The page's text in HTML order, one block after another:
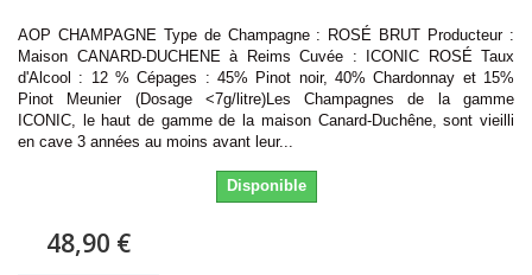
AOP CHAMPAGNE Type de Champagne : ROSÉ BRUT Producteur :
Maison CANARD-DUCHENE à Reims Cuvée : ICONIC ROSÉ Taux
d'Alcool : 12 % Cépages : 45% Pinot noir, 40% Chardonnay et 15%
Pinot Meunier (Dosage <7g/litre)Les Champagnes de la gamme
ICONIC, le haut de gamme de la maison Canard-Duchêne, sont vieilli
en cave 3 années au moins avant leur...
Disponible
48,90 €